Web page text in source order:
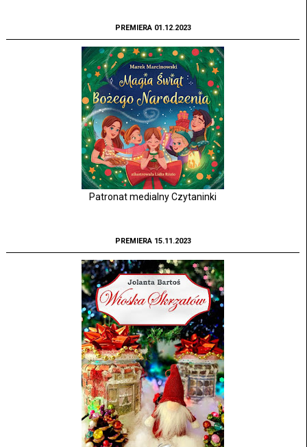
PREMIERA 01.12.2023
Patronat medialny Czytaninki
PREMIERA 15.11.2023